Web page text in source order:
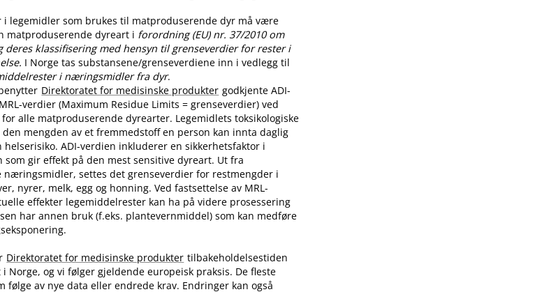
i legemidler som brukes til matproduserende dyr må være
matproduserende dyreart i forordning (EU) nr. 37/2010 om
klassifisering med hensyn til grenseverdier for rester i
I Norge tas substansene​/​grenseverdiene inn i vedlegg til
i næringsmidler fra dyr.
Direktoratet for medisinske produkter godkjente ADI-
verdier (Maximum Residue Limits = grenseverdier) ved
alle matproduserende dyrearter. Legemidlets toksikologiske
mengden av et fremmedstoff en person kan innta daglig
ADI-verdien inkluderer en sikkerhetsfaktor i
gir effekt på den mest sensitive dyreart. Ut fra
næringsmidler, settes det grenseverdier for restmengder i
nyrer, melk, egg og honning. Ved fastsettelse av MRL-
effekter legemiddelrester kan ha på videre prosessering
har annen bruk (f.eks. plantevernmiddel) som kan medføre
Direktoratet for medisinske produkter tilbakeholdelsestiden
Norge, og vi følger gjeldende europeisk praksis. De fleste
følge av nye data eller endrede krav. Endringer kan også